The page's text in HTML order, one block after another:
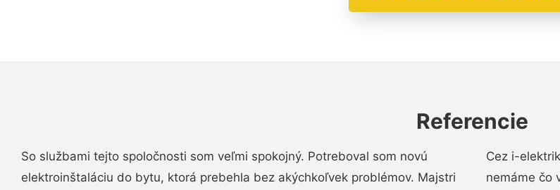
Referencie
So službami tejto spoločnosti som veľmi spokojný. Potreboval som novú
elektroinštaláciu do bytu, ktorá prebehla bez akýchkoľvek problémov. Majstri
Cez i-
nemáme čo